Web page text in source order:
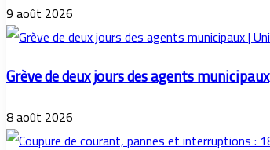
9 août 2026
Grève de deux jours des agents municipaux
8 août 2026